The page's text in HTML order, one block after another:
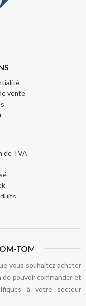
vente
de TVA
TOM
vous souhaitez acheter
de pouvoir commander et
à votre secteur